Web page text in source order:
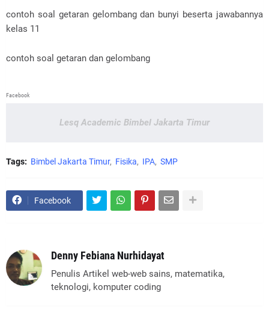
contoh soal getaran gelombang dan bunyi beserta jawabannya
kelas 11
contoh soal getaran dan gelombang
Facebook
Lesq Academic Bimbel Jakarta Timur
Tags: Bimbel Jakarta Timur Fisika IPA SMP
Facebook
Denny Febiana Nurhidayat
Penulis Artikel web-web sains, matematika,
teknologi, komputer coding